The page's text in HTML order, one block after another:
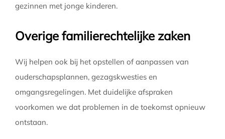
gezinnen met jonge kinderen.
Overige familierechtelijke zaken
Wij helpen ook bij het opstellen of aanpassen van
ouderschapsplannen, gezagskwesties en
omgangsregelingen. Met duidelijke afspraken
voorkomen we dat problemen in de toekomst opnieuw
ontstaan.